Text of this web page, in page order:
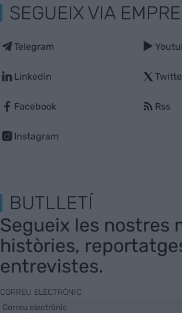
SEGUEIX VIA
Telegram
Linkedin
Facebook
Instagram
Rss
BUTLLETÍ
Segueix les nostres
històries,
entrevistes.
CORREU ELECTRÒNIC